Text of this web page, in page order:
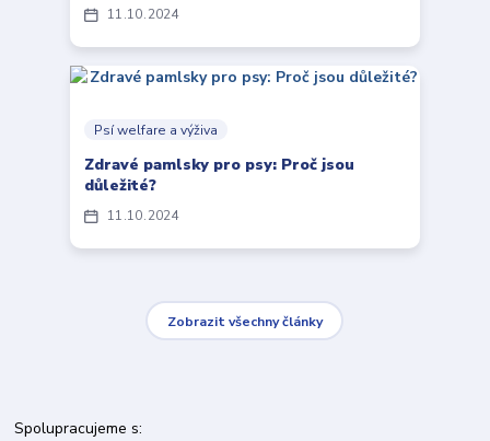
11 10 2024
11 10 2024
Psí welfare a výživa
Zdravé pamlsky pro psy: Proč jsou
důležité?
Zobrazit všechny články
Spolupracujeme s: